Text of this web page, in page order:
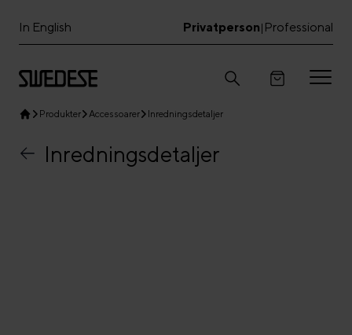
In English Privatperson| Professional
Produkter Accessoarer Inredningsdetaljer
Inredningsdetaljer